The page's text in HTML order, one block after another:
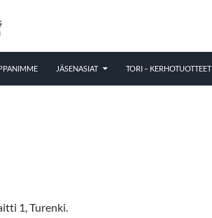
JÄSENASIAT TORI – KERHOTUOTTEET
1, Turenki.